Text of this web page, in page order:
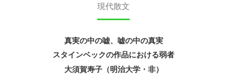
現代散文
真実の中の嘘、嘘の中の真実
スタインベックの作品における弱者
大須賀寿子（明治大学・非）